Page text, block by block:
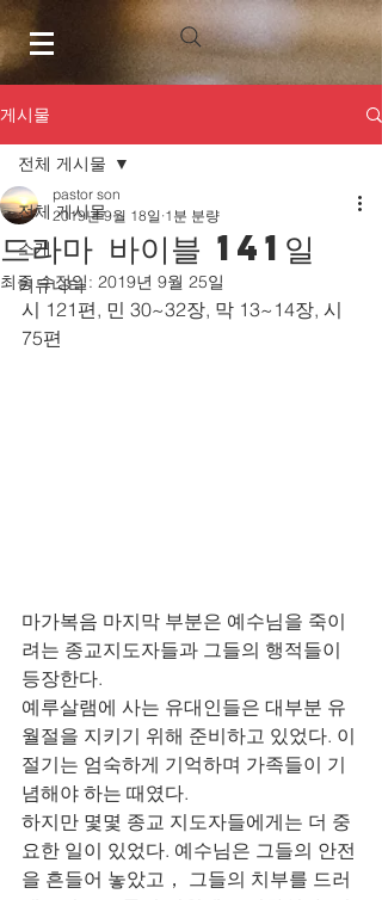
게시물
전체 게시물
소개
커뮤니티
전체 게시물
드라마 바이블 141일
pastor son
2019년 9월 18일 1분 분량
최종 수정일: 2019년 9월 25일
시 121편, 민 30~32장, 막 13~14장, 시
75편
마가복음 마지막 부분은 예수님을 죽이
려는 종교지도자들과 그들의 행적들이
등장한다.
예루살램에 사는 유대인들은 대부분 유
월절을 지키기 위해 준비하고 있었다. 이
절기는 엄숙하게 기억하며 가족들이 기
념해야 하는 때였다.
하지만 몇몇 종교 지도자들에게는 더 중
요한 일이 있었다. 예수님은 그들의 안전
을 흔들어 놓았고， 그들의 치부를 드러